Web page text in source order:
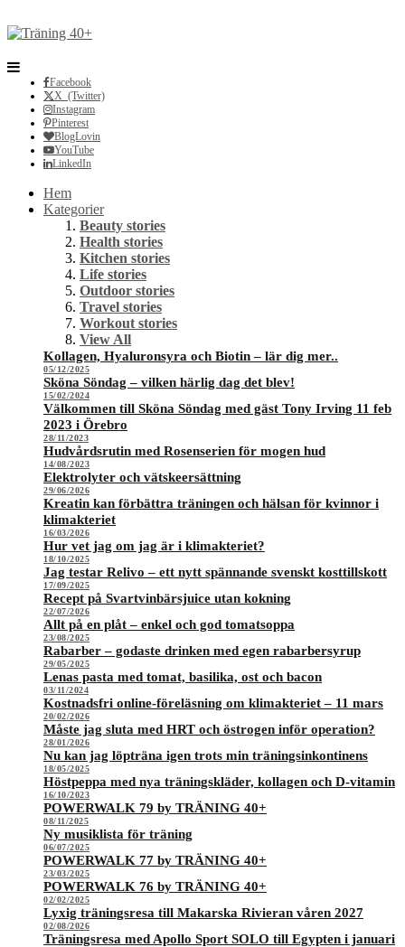
Facebook
X (Twitter)
Instagram
Pinterest
BlogLovin
YouTube
LinkedIn
Hem
Kategorier
Beauty stories
Health stories
Kitchen stories
Life stories
Outdoor stories
Travel stories
Workout stories
View All
Kollagen, Hyaluronsyra och Biotin – lär dig mer..
05/12/2025
Sköna Söndag – vilken härlig dag det blev!
15/02/2024
Välkommen till Sköna Söndag med gäst Tony Irving 11 feb
2023 i Örebro
28/11/2023
Hudvårdsrutin med Rosenserien för mogen hud
14/08/2023
Elektrolyter och vätskeersättning
29/06/2026
Kreatin kan förbättra träningen och hälsan för kvinnor i
klimakteriet
16/03/2026
Hur vet jag om jag är i klimakteriet?
18/10/2025
Jag testar Relivo – ett nytt spännande svenskt kosttillskott
17/09/2025
Recept på Svartvinbärsjuice utan kokning
22/07/2026
Allt på en plåt – enkel och god tomatsoppa
23/08/2025
Rabarber – godaste drinken med egen rabarbersyrup
29/05/2025
Lenas pasta med tomat, basilika, ost och bacon
03/11/2024
Kostnadsfri online-föreläsning om klimakteriet – 11 mars
20/02/2026
Måste jag sluta med HRT och östrogen inför operation?
28/01/2026
Nu kan jag löpträna igen trots min träningsinkontinens
18/05/2025
Höstpeppa med nya träningskläder, kollagen och D-vitamin
16/10/2023
POWERWALK 79 by TRÄNING 40+
08/11/2025
Ny musiklista för träning
06/07/2025
POWERWALK 77 by TRÄNING 40+
23/03/2025
POWERWALK 76 by TRÄNING 40+
02/02/2025
Lyxig träningsresa till Makarska Rivieran våren 2027
02/08/2026
Träningsresa med Apollo Sport SOLO till Egypten i januari